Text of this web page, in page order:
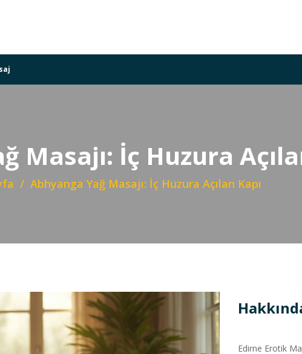
Masajı: İç Huzura
Abhyanga Yağ Masajı: İç Huzura Açılan Kapı
Edirne Erotik